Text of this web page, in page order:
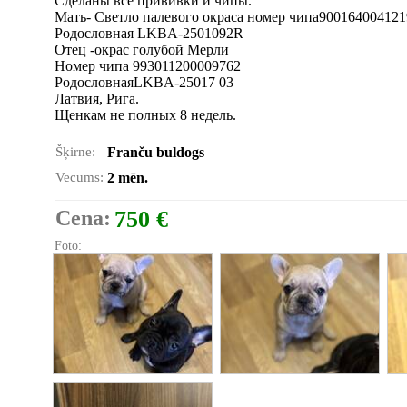
Мать- Светло палевого окраса номер
Родословная LKBA-2501092R
Отец -окрас голубой Мерли
Номер чипа 993011200009762
РодословнаяLKBA-25017 03
Латвия, Рига.
Щенкам не полных 8 недель.
Šķirne: Franču buldogs
Vecums: 2 mēn.
Cena: 750 €
Foto: